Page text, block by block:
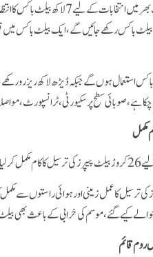
کئے جائیں گے، ہر پولنگ بوتھ پر 2 بیلٹ باکس رکھے جائیں
لاکھ 52 ہزار بیلٹ باکس استعمال ہوں گے جبکہ ڈیڑھ
ہے، صوبائی سطح پر سکیورٹی، ٹرانسپورٹ،
ترسیل کا عمل زمینی اور ہوائی راستوں سے
کیے گئے، موسم کی خرابی کے باعث بھی
روم قائم